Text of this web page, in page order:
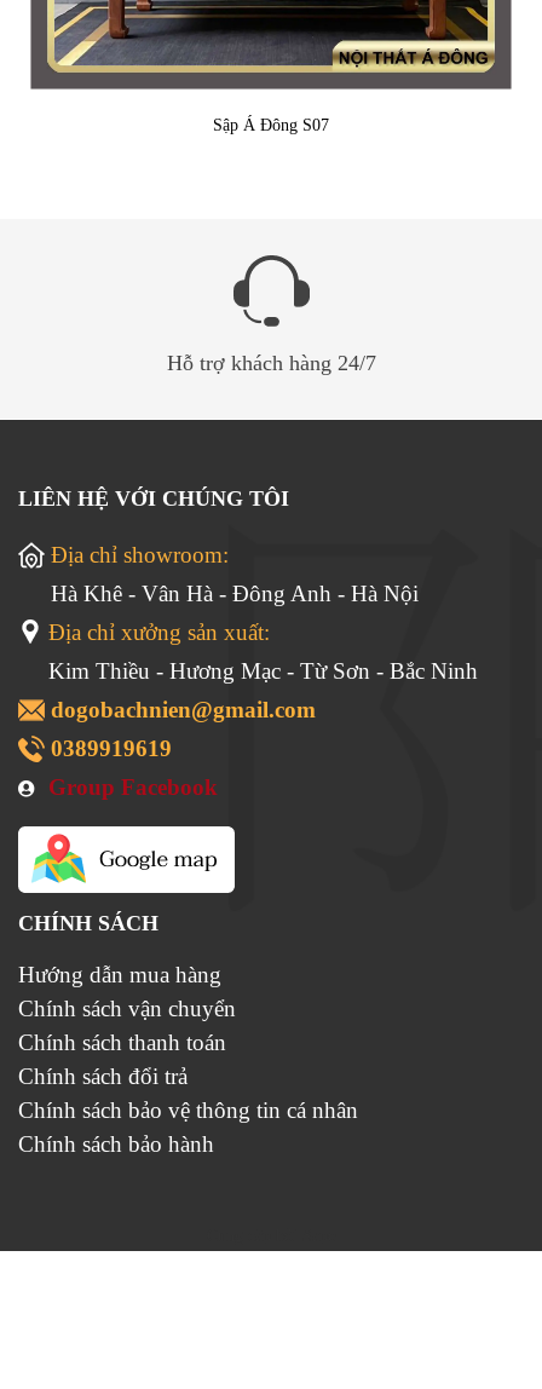
Sản phẩm được hoàn thiện bằng phương pháp đánh trần,
các đường nét nổi bật hơn với vẫn gỗ tự nhiên rõ nét vô
của gỗ tự nhiên cao cấp
Sập Á Đông S07
Hỗ trợ khách hàng 24/7
LIÊN HỆ VỚI CHÚNG TÔI
Địa chỉ showroom:
Hà Khê - Vân Hà - Đông Anh - Hà Nội
Địa chỉ xưởng sản xuất:
Kim Thiều - Hương Mạc - Từ Sơn - Bắc Ninh
dogobachnien@gmail.com
0389919619
Group Facebook
CHÍNH SÁCH
Hướng dẫn mua hàng
Chính sách vận chuyển
Chính sách thanh toán
Chính sách đổi trả
Chính sách bảo vệ thông tin cá nhân
Chính sách bảo hành